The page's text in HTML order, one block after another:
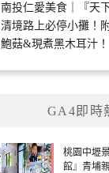
南投仁愛美食｜『天
清境路上必停小攤！
鮑菇&現煮黑木耳汁！
GA4即時
桃園中壢
館』青埔